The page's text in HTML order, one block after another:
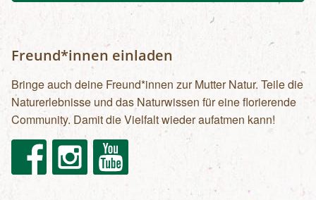
Freund*innen einladen
Bringe auch deine Freund*innen zur Mutter Natur. Teile die
Naturerlebnisse und das Naturwissen für eine florierende
Community. Damit die Vielfalt wieder aufatmen kann!
FacebookInstagram Youtube